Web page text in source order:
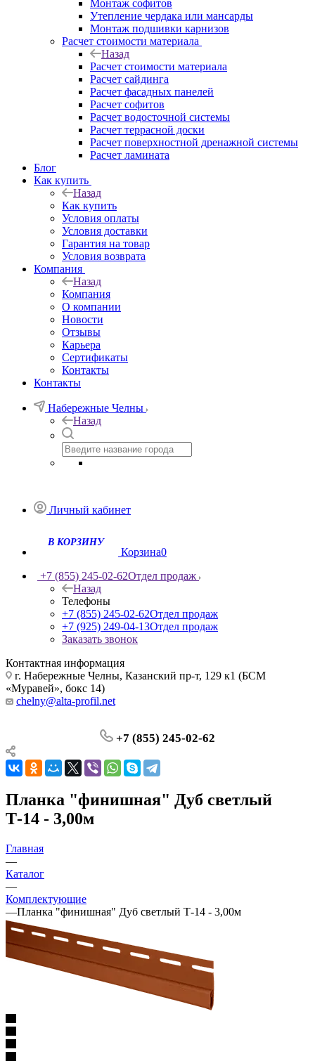
Монтаж софитов
Утепление чердака или мансарды
Монтаж подшивки карнизов
Расчет стоимости материала
Назад
Расчет стоимости материала
Расчет сайдинга
Расчет фасадных панелей
Расчет софитов
Расчет водосточной системы
Расчет террасной доски
Расчет поверхностной дренажной системы
Расчет ламината
Блог
Как купить
Назад
Как купить
Условия оплаты
Условия доставки
Гарантия на товар
Условия возврата
Компания
Назад
Компания
О компании
Новости
Отзывы
Карьера
Сертификаты
Контакты
Контакты
Набережные Челны
Назад
Личный кабинет
Корзина0
+7 (855) 245-02-62Отдел продаж
Назад
Телефоны
+7 (855) 245-02-62Отдел продаж
+7 (925) 249-04-13Отдел продаж
Заказать звонок
Контактная информация
г. Набережные Челны, Казанский пр-т, 129 к1 (БСМ
«Муравей», бокс 14)
chelny@alta-profil.net
+7 (855) 245-02-62
Планка "финишная" Дуб светлый
Т-14 - 3,00м
Главная
—
Каталог
—
Комплектующие
—Планка "финишная" Дуб светлый Т-14 - 3,00м